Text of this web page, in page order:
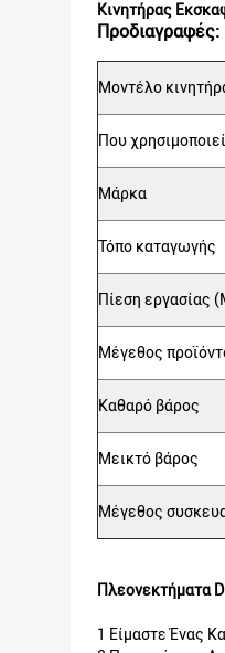
Κινητήρας
Προδιαγραφές:
Μοντέλο
Που
Μάρκα
Τόπο καταγωγής
Πίεση εργασίας
Μέγεθος
Καθαρό βάρος
Μεικτό βάρος
Μέγεθος
Πλεονεκτήματα
1 Είμαστε Ένας